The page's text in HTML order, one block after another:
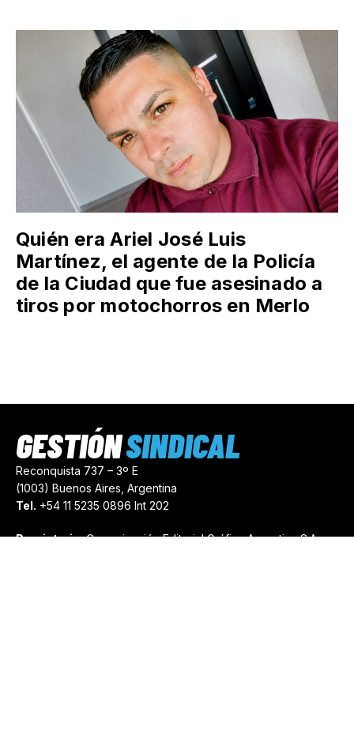
Quién era Ariel José Luis
Martínez, el agente de la Policía
de la Ciudad que fue asesinado a
tiros por motochorros en Merlo
Reconquista 737 – 3º E
(1003) Buenos Aires, Argentina
Tel. +54 11 5235 0896 Int 202
Propietario:Comunicación Editorial Gráfica Argentina S.A.
GESTIÓNSINDICAL